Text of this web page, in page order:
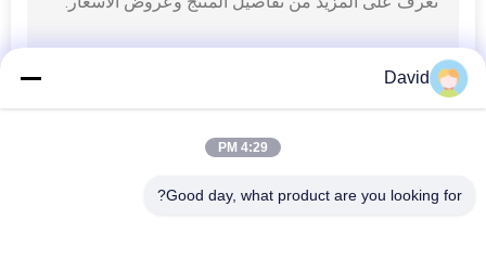
بطانة حزام الفرامل
11
David
4:29 PM
Good day, what product are you looking for?